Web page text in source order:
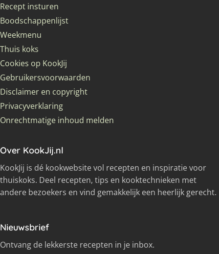
Recept insturen
Boodschappenlijst
Weekmenu
Thuis koks
Cookies op KookJij
Gebruikersvoorwaarden
Disclaimer en copyright
Privacyverklaring
Onrechtmatige inhoud melden
Over KookJij.nl
KookJij is dé kookwebsite vol recepten en inspiratie voor
thuiskoks. Deel recepten, tips en kooktechnieken met
andere bezoekers en vind gemakkelijk een heerlijk gerecht.
Nieuwsbrief
Ontvang de lekkerste recepten in je inbox.